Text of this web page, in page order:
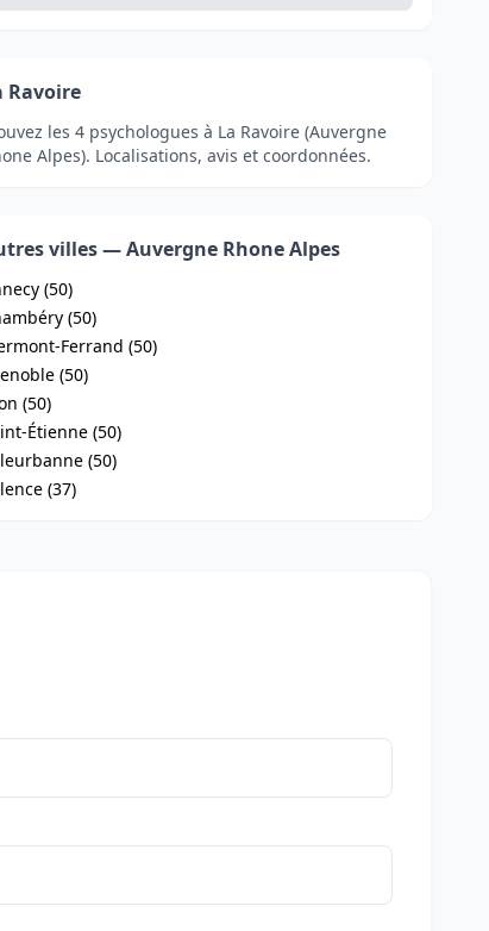
Ravoire
les 4 psychologues à La Ravoire (Auvergne
Alpes). Localisations, avis et coordonnées.
villes — Auvergne Rhone Alpes
(50)
(50)
Ferrand (50)
(50)
(50)
Étienne (50)
(50)
(37)